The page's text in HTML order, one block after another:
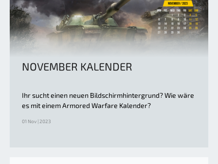
NOVEMBER KALENDER
Ihr sucht einen neuen Bildschirmhintergrund? Wie wäre
es mit einem Armored Warfare Kalender?
01 Nov | 2023